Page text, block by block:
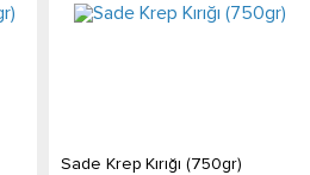
Sade Krep Kırığı (750gr)